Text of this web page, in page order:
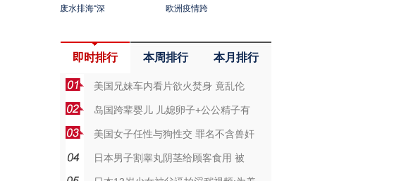
废水排海“深
欧洲疫情跨
即时排行 本周排行 本月排行
美国兄妹车内看片欲火焚身 竟乱伦
岛国跨辈婴儿 儿媳卵子+公公精子有
美国女子任性与狗性交 罪名不含兽奸
日本男子割睾丸阴茎给顾客食用 被